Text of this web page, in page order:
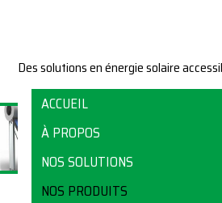
Des solutions en énergie solaire
ACCUEIL
À PROPOS
NOS SOLUTIONS
NOS PRODUITS